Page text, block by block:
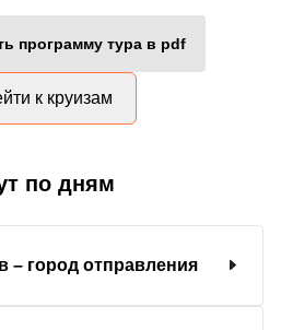
программу тура в pdf
к круизам
по дням
– город отправления